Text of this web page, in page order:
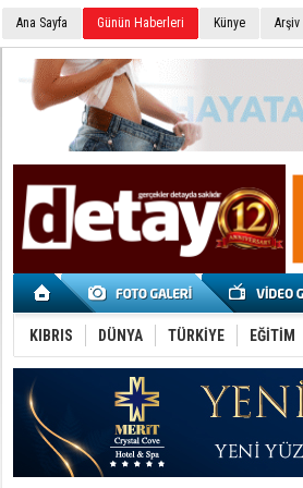
Ana Sayfa Günün Haberleri Künye Arşiv
KIBRIS DÜNYA TÜRKİYE EĞİTİM